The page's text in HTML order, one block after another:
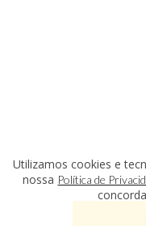
Utilizamos cookies e
nossa Política de